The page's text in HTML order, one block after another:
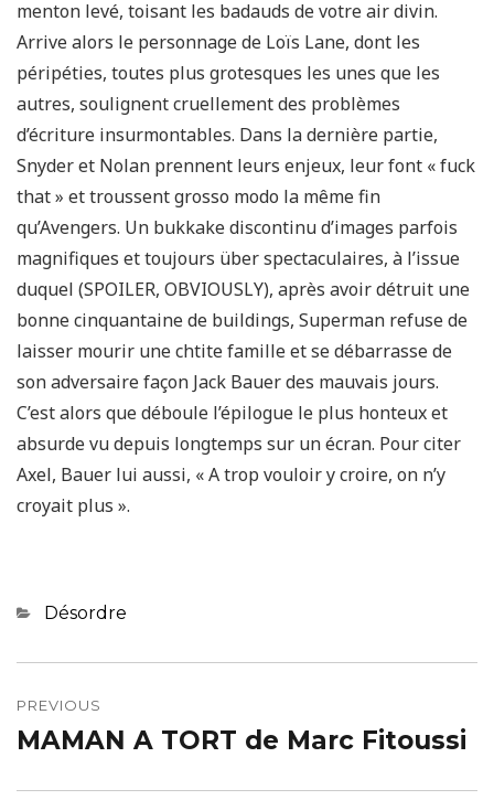
menton levé, toisant les badauds de votre air divin.
Arrive alors le personnage de Loïs Lane, dont les
péripéties, toutes plus grotesques les unes que les
autres, soulignent cruellement des problèmes
d’écriture insurmontables. Dans la dernière partie,
Snyder et Nolan prennent leurs enjeux, leur font « fuck
that » et troussent grosso modo la même fin
qu’Avengers. Un bukkake discontinu d’images parfois
magnifiques et toujours über spectaculaires, à l’issue
duquel (SPOILER, OBVIOUSLY), après avoir détruit une
bonne cinquantaine de buildings, Superman refuse de
laisser mourir une chtite famille et se débarrasse de
son adversaire façon Jack Bauer des mauvais jours.
C’est alors que déboule l’épilogue le plus honteux et
absurde vu depuis longtemps sur un écran. Pour citer
Axel, Bauer lui aussi, « A trop vouloir y croire, on n’y
croyait plus ».
Categories
Désordre
de
l’article
PREVIOUS
Previous
MAMAN A TORT de Marc Fitoussi